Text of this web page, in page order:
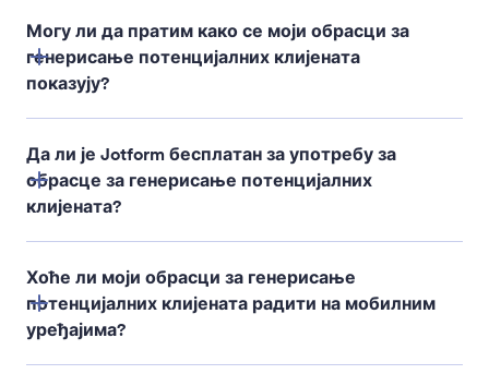
Могу ли да пратим како се моји обрасци за
генерисање потенцијалних клијената
показују?
Да ли је Jotform бесплатан за употребу за
обрасце за генерисање потенцијалних
клијената?
Хоће ли моји обрасци за генерисање
потенцијалних клијената радити на мобилним
уређајима?